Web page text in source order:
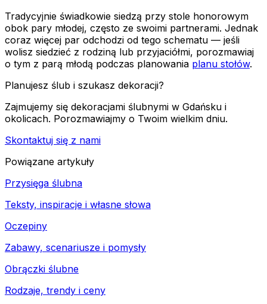
Tradycyjnie świadkowie siedzą przy stole honorowym
obok pary młodej, często ze swoimi partnerami. Jednak
coraz więcej par odchodzi od tego schematu — jeśli
wolisz siedzieć z rodziną lub przyjaciółmi, porozmawiaj
o tym z parą młodą podczas planowania planu stołów.
Planujesz ślub i szukasz dekoracji?
Zajmujemy się dekoracjami ślubnymi w Gdańsku i
okolicach. Porozmawiajmy o Twoim wielkim dniu.
Skontaktuj się z nami
Powiązane artykuły
Przysięga ślubna
Teksty, inspiracje i własne słowa
Oczepiny
Zabawy, scenariusze i pomysły
Obrączki ślubne
Rodzaje, trendy i ceny